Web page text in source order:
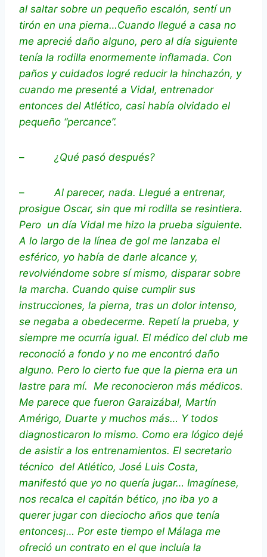
al saltar sobre un pequeño escalón, sentí un
tirón en una pierna…Cuando llegué a casa no
me aprecié daño alguno, pero al día siguiente
tenía la rodilla enormemente inflamada. Con
paños y cuidados logré reducir la hinchazón, y
cuando me presenté a Vidal, entrenador
entonces del Atlético, casi había olvidado el
pequeño “percance”.
– ¿Qué pasó después?
–Al parecer, nada. Llegué a entrenar,
prosigue Oscar, sin que mi rodilla se resintiera.
Pero un día Vidal me hizo la prueba siguiente.
A lo largo de la línea de gol me lanzaba el
esférico, yo había de darle alcance y,
revolviéndome sobre sí mismo, disparar sobre
la marcha. Cuando quise cumplir sus
instrucciones, la pierna, tras un dolor intenso,
se negaba a obedecerme. Repetí la prueba, y
siempre me ocurría igual. El médico del club me
reconoció a fondo y no me encontró daño
alguno. Pero lo cierto fue que la pierna era un
lastre para mí. Me reconocieron más médicos.
Me parece que fueron Garaizábal, Martín
Amérigo, Duarte y muchos más… Y todos
diagnosticaron lo mismo. Como era lógico dejé
de asistir a los entrenamientos. El secretario
técnico del Atlético, José Luis Costa,
manifestó que yo no quería jugar… Imagínese,
nos recalca el capitán bético, ¡no iba yo a
querer jugar con dieciocho años que tenía
entonces¡… Por este tiempo el Málaga me
ofreció un contrato en el que incluía la